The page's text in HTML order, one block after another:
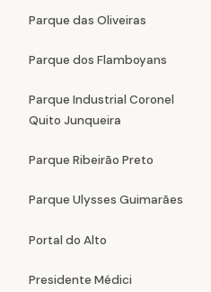
Parque das Oliveiras
Parque dos Flamboyans
Parque Industrial Coronel
Quito Junqueira
Parque Ribeirão Preto
Parque Ulysses Guimarães
Portal do Alto
Presidente Médici